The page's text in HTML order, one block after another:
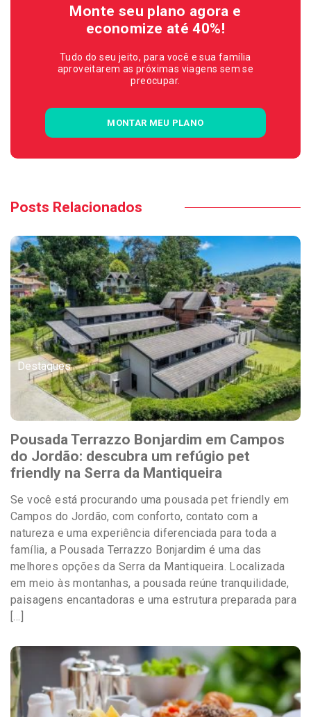
Monte seu plano agora e
economize até 40%!
Tudo do seu jeito, para você e sua família
aproveitarem as próximas viagens sem se
preocupar.
MONTAR MEU PLANO
Posts Relacionados
Destaques
Pousada Terrazzo Bonjardim em Campos
do Jordão: descubra um refúgio pet
friendly na Serra da Mantiqueira
Se você está procurando uma pousada pet friendly em
Campos do Jordão, com conforto, contato com a
natureza e uma experiência diferenciada para toda a
família, a Pousada Terrazzo Bonjardim é uma das
melhores opções da Serra da Mantiqueira. Localizada
em meio às montanhas, a pousada reúne tranquilidade,
paisagens encantadoras e uma estrutura preparada para
[…]